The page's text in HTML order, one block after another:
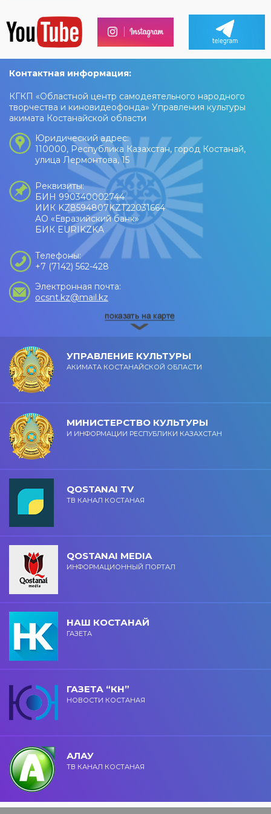
Контактная информация:
КГКП «Областной центр самодеятельного народного
творчества и киновидеофонда» Управления культуры
акимата Костанайской области
Юридический адрес:
110000, Республика Казахстан, город Костанай,
улица Лермонтова, 15
Реквизиты:
БИН 990340002744
ИИК KZ8594807KZT22031664
АО «Евразийский банк»
БИК EURIKZKA
Телефоны:
+7 (7142) 562-428
Электронная почта:
ocsnt.kz@mail.kz
УПРАВЛЕНИЕ КУЛЬТУРЫ
АКИМАТА КОСТАНАЙСКОЙ ОБЛАСТИ
МИНИСТЕРСТВО КУЛЬТУРЫ
И ИНФОРМАЦИИ РЕСПУБЛИКИ КАЗАХСТАН
QOSTANAI TV
ТВ КАНАЛ КОСТАНАЯ
QOSTANAI MEDIA
ИНФОРМАЦИОННЫЙ ПОРТАЛ
НАШ КОСТАНАЙ
ГАЗЕТА
ГАЗЕТА “КН”
НОВОСТИ КОСТАНАЯ
АЛАУ
ТВ КАНАЛ КОСТАНАЯ